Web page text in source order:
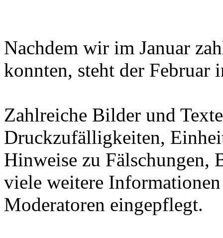
Nachdem wir im Januar
konnten, steht der Februar
Zahlreiche Bilder und
Druckzufälligkeiten,
Hinweise zu Fälschungen,
viele weitere
Moderatoren eingepflegt.